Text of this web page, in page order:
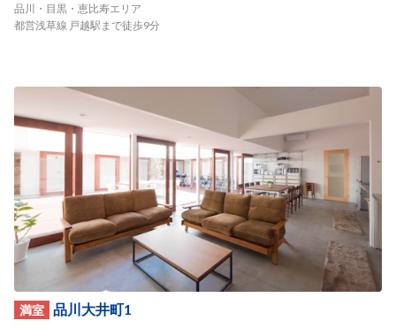
品川・目黒・恵比寿エリア
都営浅草線 戸越駅まで徒歩9分
満室 品川大井町1